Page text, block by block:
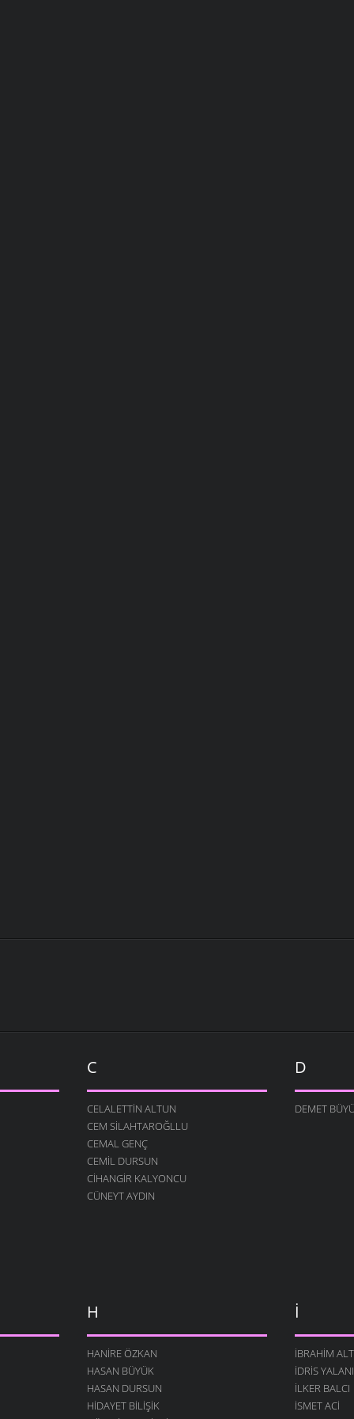
C
CELALETTIN ALTUN
CEM SILAHTAROĞLLU
CEMAL GENÇ
CEMIL DURSUN
CIHANGIR KALYONCU
CÜNEYT AYDIN
D
DEMET
H
HANIRE ÖZKAN
HASAN BÜYÜK
HASAN DURSUN
HIDAYET BILIŞIK
İ
İBRAHIM
İDRIS
İLKER BALCI
İSMET ACI